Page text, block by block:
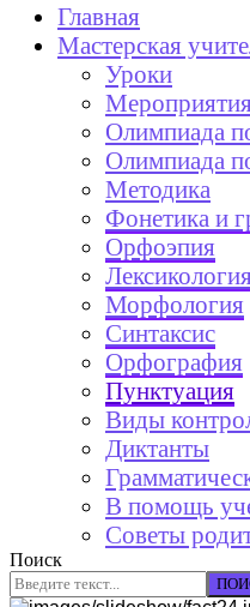
Главная
Мастерская
Уроки
Олимпиада
Олимпиада
Методика
Фонетика и
Орфоэпия
Морфология
Синтаксис
Орфография
Пунктуация
Виды
Диктанты
В помощь
Советы
Поиск